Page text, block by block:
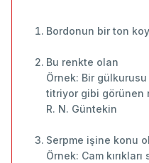
Bordonun bir ton
Bu renkte olan
Örnek: Bir
titriyor gibi görünen
R. N. Güntekin
Serpme işine konu
Örnek: Cam